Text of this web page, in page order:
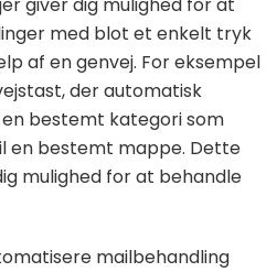
med blot et enkelt tryk
af en genvej. For eksempel
der automatisk
bestemt kategori som
bestemt mappe. Dette
mulighed for at behandle
mailbehandling